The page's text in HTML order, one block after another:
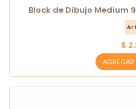
Block de Dibujo Medium
$